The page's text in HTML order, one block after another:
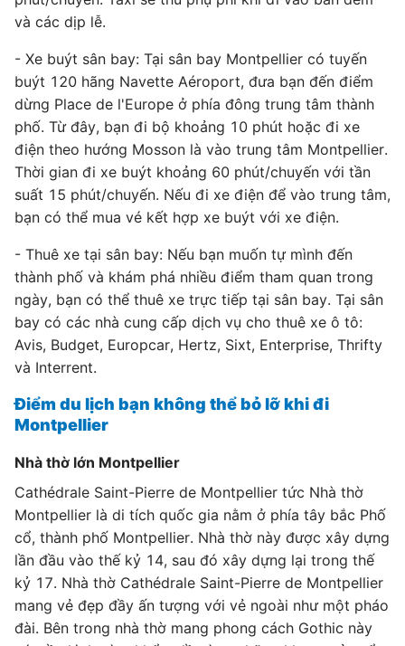
và các dịp lễ.
- Xe buýt sân bay: Tại sân bay Montpellier có tuyến
buýt 120 hãng Navette Aéroport, đưa bạn đến điểm
dừng Place de l'Europe ở phía đông trung tâm thành
phố. Từ đây, bạn đi bộ khoảng 10 phút hoặc đi xe
điện theo hướng Mosson là vào trung tâm Montpellier.
Thời gian đi xe buýt khoảng 60 phút/chuyến với tần
suất 15 phút/chuyến. Nếu đi xe điện để vào trung tâm,
bạn có thể mua vé kết hợp xe buýt với xe điện.
- Thuê xe tại sân bay: Nếu bạn muốn tự mình đến
thành phố và khám phá nhiều điểm tham quan trong
ngày, bạn có thể thuê xe trực tiếp tại sân bay. Tại sân
bay có các nhà cung cấp dịch vụ cho thuê xe ô tô:
Avis, Budget, Europcar, Hertz, Sixt, Enterprise, Thrifty
và Interrent.
Điểm du lịch bạn không thể bỏ lỡ khi đi
Montpellier
Nhà thờ lớn Montpellier
Cathédrale Saint-Pierre de Montpellier tức Nhà thờ
Montpellier là di tích quốc gia nằm ở phía tây bắc Phố
cổ, thành phố Montpellier. Nhà thờ này được xây dựng
lần đầu vào thế kỷ 14, sau đó xây dựng lại trong thế
kỷ 17. Nhà thờ Cathédrale Saint-Pierre de Montpellier
mang vẻ đẹp đầy ấn tượng với vẻ ngoài như một pháo
đài. Bên trong nhà thờ mang phong cách Gothic này